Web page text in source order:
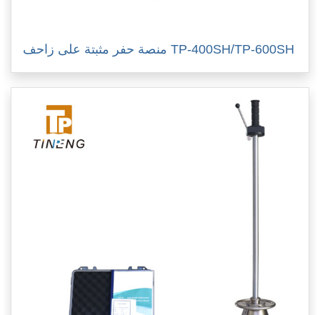
منصة حفر مثبتة على زاحف TP-400SH/TP-600SH